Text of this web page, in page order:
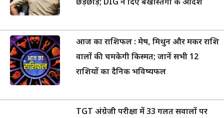
छेड़छाड़; DIG ने दिए बर्खास्तगी के आदेश
आज का राशिफल : मेष, मिथुन और मकर राशि
वालों की चमकेगी किस्मत; जानें सभी 12
राशियों का दैनिक भविष्यफल
TGT अंग्रेजी परीक्षा में 33 गलत सवालों पर